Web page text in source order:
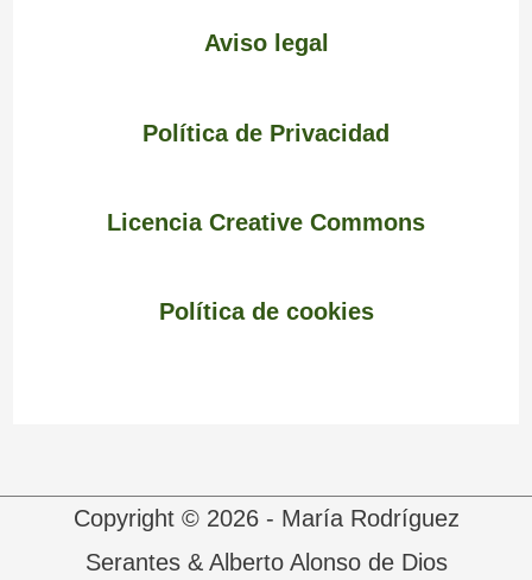
Aviso legal
Política de Privacidad
Licencia Creative Commons
Política de cookies
Copyright © 2026 - María Rodríguez
Serantes & Alberto Alonso de Dios